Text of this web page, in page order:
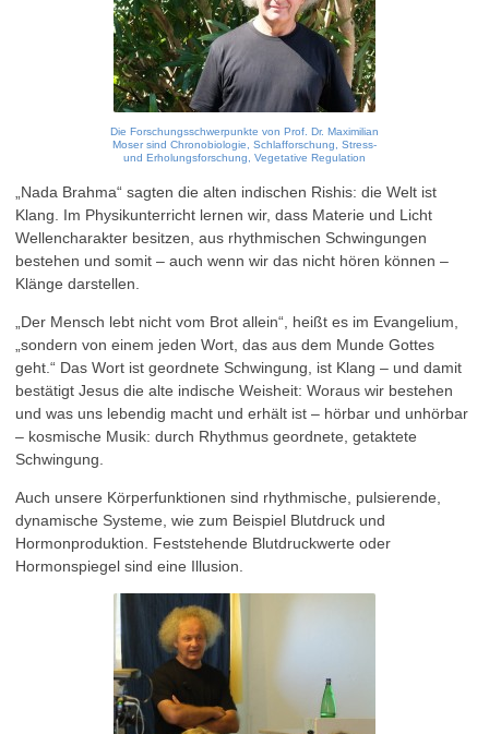
Die Forschungsschwerpunkte von Prof. Dr. Maximilian
Moser sind Chronobiologie, Schlafforschung, Stress-
und Erholungsforschung, Vegetative Regulation
„Nada Brahma“ sagten die alten indischen Rishis: die Welt ist
Klang. Im Physikunterricht lernen wir, dass Materie und Licht
Wellencharakter besitzen, aus rhythmischen Schwingungen
bestehen und somit – auch wenn wir das nicht hören können –
Klänge darstellen.
„Der Mensch lebt nicht vom Brot allein“, heißt es im Evangelium,
„sondern von einem jeden Wort, das aus dem Munde Gottes
geht.“ Das Wort ist geordnete Schwingung, ist Klang – und damit
bestätigt Jesus die alte indische Weisheit: Woraus wir bestehen
und was uns lebendig macht und erhält ist – hörbar und unhörbar
– kosmische Musik: durch Rhythmus geordnete, getaktete
Schwingung.
Auch unsere Körperfunktionen sind rhythmische, pulsierende,
dynamische Systeme, wie zum Beispiel Blutdruck und
Hormonproduktion. Feststehende Blutdruckwerte oder
Hormonspiegel sind eine Illusion.